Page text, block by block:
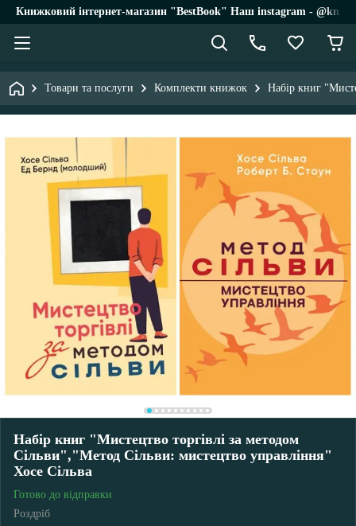
Книжковий інтернет-магазин "BestBook" Наш instagram -
Товари та послуги Комплекти книжок Набір книг
Набір книг "Мистецтво торгівлі за методом
Сільви","Метод Сільви: мистецтво управління"
Хосе Сільва
Готово до відправки
Роздріб